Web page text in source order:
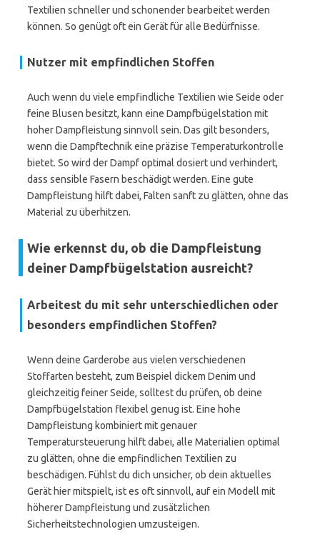
Textilien schneller und schonender bearbeitet werden
können. So genügt oft ein Gerät für alle Bedürfnisse.
Nutzer mit empfindlichen Stoffen
Auch wenn du viele empfindliche Textilien wie Seide oder
feine Blusen besitzt, kann eine Dampfbügelstation mit
hoher Dampfleistung sinnvoll sein. Das gilt besonders,
wenn die Dampftechnik eine präzise Temperaturkontrolle
bietet. So wird der Dampf optimal dosiert und verhindert,
dass sensible Fasern beschädigt werden. Eine gute
Dampfleistung hilft dabei, Falten sanft zu glätten, ohne das
Material zu überhitzen.
Wie erkennst du, ob die Dampfleistung
deiner Dampfbügelstation ausreicht?
Arbeitest du mit sehr unterschiedlichen oder
besonders empfindlichen Stoffen?
Wenn deine Garderobe aus vielen verschiedenen
Stoffarten besteht, zum Beispiel dickem Denim und
gleichzeitig feiner Seide, solltest du prüfen, ob deine
Dampfbügelstation flexibel genug ist. Eine hohe
Dampfleistung kombiniert mit genauer
Temperatursteuerung hilft dabei, alle Materialien optimal
zu glätten, ohne die empfindlichen Textilien zu
beschädigen. Fühlst du dich unsicher, ob dein aktuelles
Gerät hier mitspielt, ist es oft sinnvoll, auf ein Modell mit
höherer Dampfleistung und zusätzlichen
Sicherheitstechnologien umzusteigen.